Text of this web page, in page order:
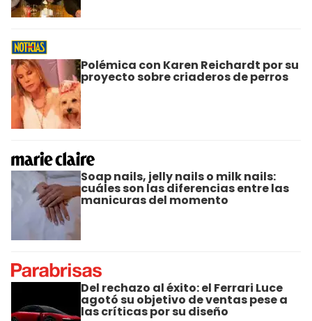
Polémica con Karen Reichardt por su
proyecto sobre criaderos de perros
Soap nails, jelly nails o milk nails:
cuáles son las diferencias entre las
manicuras del momento
Del rechazo al éxito: el Ferrari Luce
agotó su objetivo de ventas pese a
las críticas por su diseño